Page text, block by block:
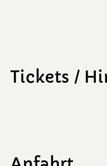
Tickets /